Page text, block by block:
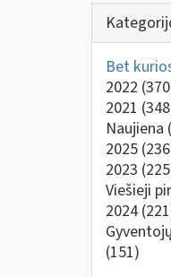
Bet
2022
2021
Naujiena
2025
2023
Viešieji
2024
(151)